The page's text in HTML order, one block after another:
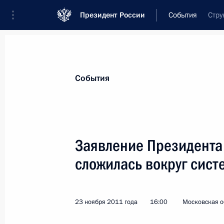
Президент России События
Новости
Послания Федеральному Собранию
Заявления по важнейшим вопросам
Речи и обращения
События
Заявление
сложилась вокруг
23 ноября 2011 года 16:00 Московская